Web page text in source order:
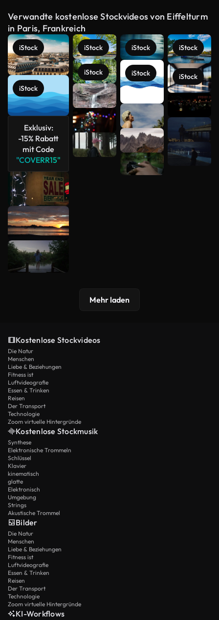
Verwandte kostenlose Stockvideos von Eiffelturm
in Paris, Frankreich
iStock
iStock
Exklusiv:
-15% Rabatt
mit Code
"COVERR15"
iStock
iStock
iStock
iStock
iStock
iStock
Mehr
anzeigen
Mehr laden
Kostenlose Stockvideos
Die Natur
Menschen
Liebe & Beziehungen
Fitness ist
Luftvideografie
Essen & Trinken
Reisen
Der Transport
Technologie
Zoom virtuelle Hintergründe
Kostenlose Stockmusik
Synthese
Elektronische Trommeln
Schlüssel
Klavier
kinematisch
glatte
Elektronisch
Umgebung
Strings
Akustische Trommel
Bilder
Die Natur
Menschen
Liebe & Beziehungen
Fitness ist
Luftvideografie
Essen & Trinken
Reisen
Der Transport
Technologie
Zoom virtuelle Hintergründe
KI-Workflows